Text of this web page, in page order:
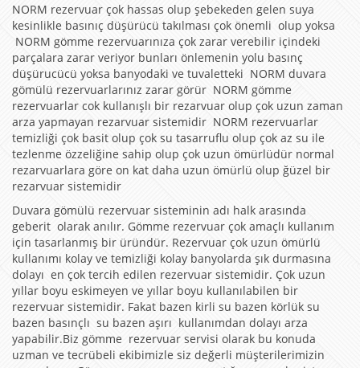
NORM rezervuar çok hassas olup şebekeden gelen suya
kesinlikle basınıç düşürücü takılması çok önemli olup yoksa
NORM gömme rezervuarınıza çok zarar verebilir içindeki
parçalara zarar veriyor bunları önlemenin yolu basınç
düşürucücü yoksa banyodaki ve tuvaletteki NORM duvara
gömülü rezervuarlarınız zarar görür NORM gömme
rezervuarlar cok kullanışlı bir rezarvuar olup çok uzun zaman
arza yapmayan rezarvuar sistemidir NORM rezervuarlar
temizliği çok basit olup çok su tasarruflu olup çok az su ile
tezlenme özzeliğine sahip olup çok uzun ömürlüdür normal
rezarvuarlara göre on kat daha uzun ömürlü olup ğüzel bir
rezarvuar sistemidir
Duvara gömülü rezervuar sisteminin adı halk arasında
geberit olarak anılır. Gömme rezervuar çok amaçlı kullanım
için tasarlanmış bir üründür. Rezervuar çok uzun ömürlü
kullanımı kolay ve temizliği kolay banyolarda şık durmasına
dolayı en çok tercih edilen rezervuar sistemidir. Çok uzun
yıllar boyu eskimeyen ve yıllar boyu kullanılabilen bir
rezervuar sistemidir. Fakat bazen kirli su bazen körlük su
bazen basınçlı su bazen aşırı kullanımdan dolayı arza
yapabilir.Biz gömme rezervuar servisi olarak bu konuda
uzman ve tecrübeli ekibimizle siz değerli müşterilerimizin